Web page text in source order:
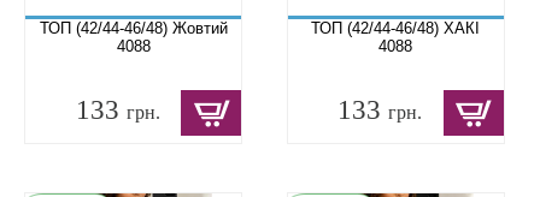
ТОП (42/44-46/48) Жовтий
4088
133 грн.
ТОП (42/44-46/48) ХАКІ
4088
133грн.